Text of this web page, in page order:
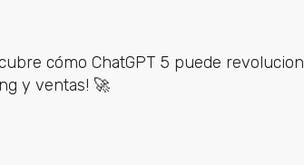
cómo ChatGPT 5 puede
y ventas! 🚀